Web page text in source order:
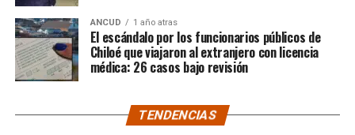
Por el momento, las personas aludidas no han emitido
declaraciones públicas. La historia, según Centella,
recién comienza y, el mencionado posteo, ha generado
comentarios de todo tipo, en su gran mayoría, a favor
del humorista de Punta Arenas.
ANCUD 1 año atras
El escándalo por los funcionarios públicos de
Chiloé que viajaron al extranjero con licencia
médica: 26 casos bajo revisión
TENDENCIAS